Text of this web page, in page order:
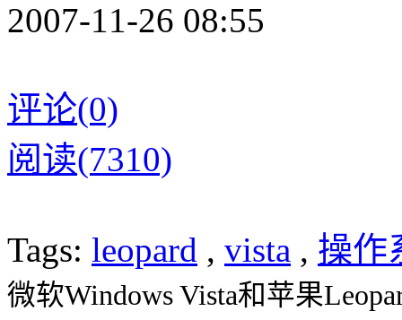
2007-11-26 08:55
评论(0)
阅读(7310)
Tags: leopard , vista , 操作
微软Windows Vista和苹果